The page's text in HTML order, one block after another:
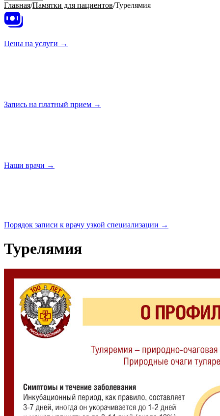
Главная/Памятки для пациентов/Турелямия
Цены на услуги →
Запись на платный прием →
Наши врачи →
Порядок записи к врачу узкой специализации →
Турелямия